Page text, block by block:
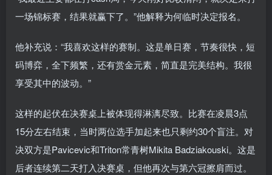
一场锦标赛，结果就赢下了。”他解释为何临时决定报名。
他补充说：“我喜欢这样的赛制。这是单日赛，节奏很快，短
码博弈，全下频繁，还有赏金元素，简直是完美结构。我很
享受其中的波动。”
这样的起伏在决赛桌上被体现得淋漓尽致。比赛在凌晨3点
15分左右结束，当时两位选手加起来也只剩约30个盲注。对
决双方是Pavicevic和Triton常青树Mikita Badziakouski。这是
后者连续第二天打入决赛桌，但他再次与第六冠擦肩而过。